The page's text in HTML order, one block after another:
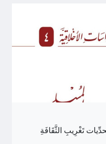
تَغْرِيبِ الثَّقَافَةِ